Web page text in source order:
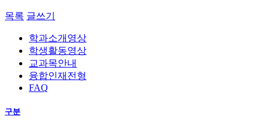
목록 글쓰기
학과소개영상
학생활동영상
교과목안내
융합인재전형
FAQ
구분